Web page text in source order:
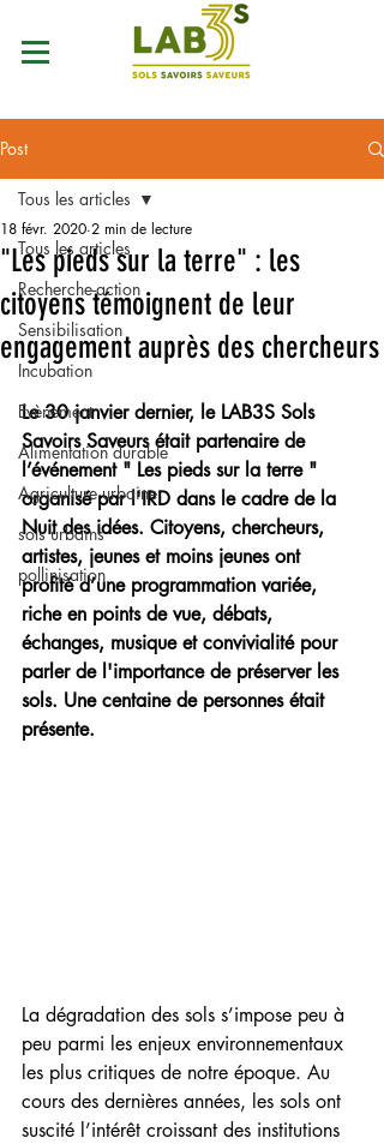
Post
Tous les articles
Recherche-action
Sensibilisation
Incubation
Evènement
Alimentation durable
Agriculture urbaine
sols urbains
pollinisation
Tous les articles
"Les pieds sur la terre" : les
citoyens témoignent de leur
engagement auprès des chercheurs
18 févr. 2020 2 min de lecture
Le 30 janvier dernier, le LAB3S Sols
Savoirs Saveurs était partenaire de
l’événement " Les pieds sur la terre "
organisé par l'IRD dans le cadre de la
Nuit des idées. Citoyens, chercheurs,
artistes, jeunes et moins jeunes ont
profité d’une programmation variée,
riche en points de vue, débats,
échanges, musique et convivialité pour
parler de l'importance de préserver les
sols. Une centaine de personnes était
présente.
La dégradation des sols s’impose peu à
peu parmi les enjeux environnementaux
les plus critiques de notre époque. Au
cours des dernières années, les sols ont
suscité l’intérêt croissant des institutions